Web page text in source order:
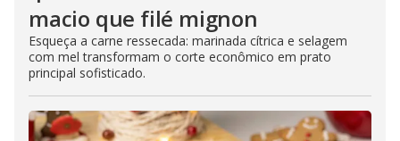
macio que filé mignon
Esqueça a carne ressecada: marinada cítrica e selagem
com mel transformam o corte econômico em prato
principal sofisticado.